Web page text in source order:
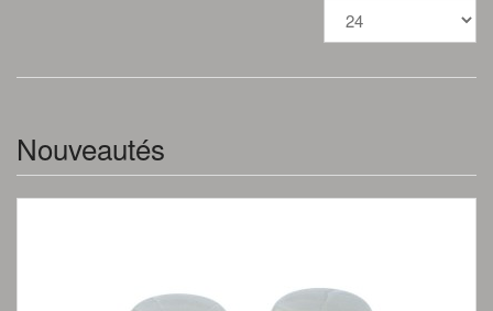
Nouveautés